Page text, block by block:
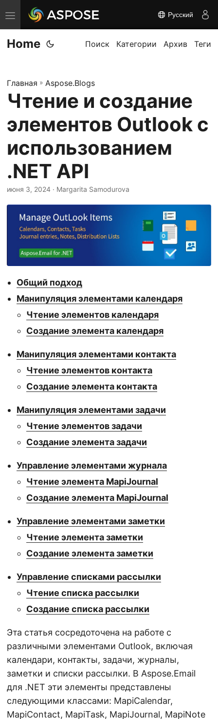
П
е
р
л
ю
и
ь
н
а
в
и
Русский
Home Поиск Категории Архив Теги
Главная » Aspose.Blogs
Чтение и создание
элементов Outlook с
использованием
.NET API
июня 3, 2024 · Margarita Samodurova
Общий подход
Манипуляция элементами календаря
Чтение элементов календаря
Создание элемента календаря
Манипуляция элементами контакта
Чтение элементов контакта
Создание элемента контакта
Манипуляция элементами задачи
Чтение элементов задачи
Создание элемента задачи
Управление элементами журнала
Чтение элемента MapiJournal
Создание элемента MapiJournal
Управление элементами заметки
Чтение элемента заметки
Создание элемента заметки
Управление списками рассылки
Чтение списка рассылки
Создание списка рассылки
Эта статья сосредоточена на работе с
различными элементами Outlook, включая
календари, контакты, задачи, журналы,
заметки и списки рассылки. В Aspose.Email
для .NET эти элементы представлены
следующими классами: MapiCalendar,
MapiContact, MapiTask, MapiJournal, MapiNote